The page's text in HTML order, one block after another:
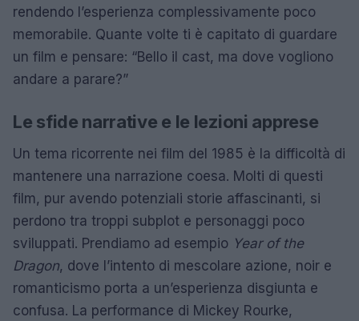
rendendo l’esperienza complessivamente poco
memorabile. Quante volte ti è capitato di guardare
un film e pensare: “Bello il cast, ma dove vogliono
andare a parare?”
Le sfide narrative e le lezioni apprese
Un tema ricorrente nei film del 1985 è la difficoltà di
mantenere una narrazione coesa. Molti di questi
film, pur avendo potenziali storie affascinanti, si
perdono tra troppi subplot e personaggi poco
sviluppati. Prendiamo ad esempio Year of the
Dragon, dove l’intento di mescolare azione, noir e
romanticismo porta a un’esperienza disgiunta e
confusa. La performance di Mickey Rourke,